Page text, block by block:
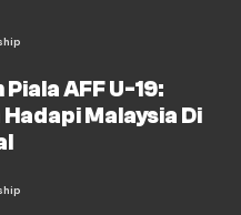
AFF U-19:
Malaysia Di